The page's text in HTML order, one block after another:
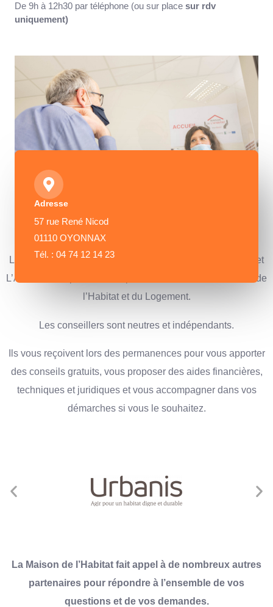
De 9h à 12h30 par téléphone (ou sur place sur rdv
uniquement)
Adresse
57 rue René Nicod
01110 OYONNAX
Tél. : 04 74 12 14 23
Nos partenaires
La Maison de l’Habitat rassemble pour vous L’ALEC AIN et
L’ADIL01, nos partenaires spécialisés dans les domaines de
l’Habitat et du Logement.
Les conseillers sont neutres et indépendants.
Ils vous reçoivent lors des permanences pour vous apporter
des conseils gratuits, vous proposer des aides financières,
techniques et juridiques et vous accompagner dans vos
démarches si vous le souhaitez.
La Maison de l’Habitat fait appel à de nombreux autres
partenaires pour répondre à l’ensemble de vos
questions et de vos demandes.